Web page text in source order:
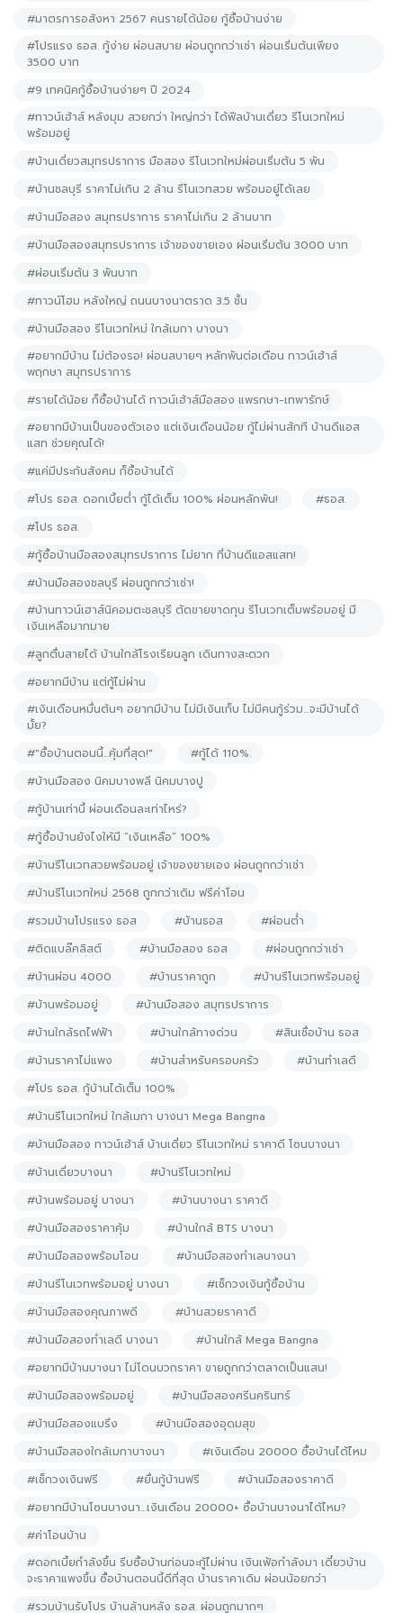
#มาตรการอสังหา 2567 คนรายได้น้อย กู้ซื้อบ้านง่าย
#โปรแรง ธอส. กู้ง่าย ผ่อนสบาย ผ่อนถูกกว่าเช่า ผ่อนเริ่มต้นเพียง
3500 บาท
#9 เทคนิคกู้ซื้อบ้านง่ายๆ ปี 2024
#ทาวน์เฮ้าส์ หลังมุม สวยกว่า ใหญ่กว่า ได้ฟีลบ้านเดี่ยว รีโนเวทใหม่
พร้อมอยู่
#บ้านเดี่ยวสมุทรปราการ มือสอง รีโนเวทใหม่ผ่อนเริ่มต้น 5 พัน
#บ้านชลบุรี ราคาไม่เกิน 2 ล้าน รีโนเวทสวย พร้อมอยู่ได้เลย
#บ้านมือสอง สมุทรปราการ ราคาไม่เกิน 2 ล้านบาท
#บ้านมือสองสมุทรปราการ เจ้าของขายเอง ผ่อนเริ่มต้น 3000 บาท
#ผ่อนเริ่มต้น 3 พันบาท
#ทาวน์โฮม หลังใหญ่ ถนนบางนาตราด 3.5 ชั้น
#บ้านมือสอง รีโนเวทใหม่ ใกล้เมกา บางนา
#อยากมีบ้าน ไม่ต้องรอ! ผ่อนสบายๆ หลักพันต่อเดือน ทาวน์เฮ้าส์
พฤกษา สมุทรปราการ
#รายได้น้อย ก็ซื้อบ้านได้ ทาวน์เฮ้าส์มือสอง แพรกษา-เทพารักษ์
#อยากมีบ้านเป็นของตัวเอง แต่เงินเดือนน้อย กู้ไม่ผ่านสักที บ้านดีแอส
แสท ช่วยคุณได้!
#แค่มีประกันสังคม ก็ซื้อบ้านได้
#โปร ธอส. ดอกเบี้ยต่ำ กู้ได้เต็ม 100% ผ่อนหลักพัน!
#ธอส.
#โปร ธอส.
#กู้ซื้อบ้านมือสองสมุทรปราการ ไม่ยาก ที่บ้านดีแอสแสท!
#บ้านมือสองชลบุรี ผ่อนถูกกว่าเช่า!
#บ้านทาวน์เฮาส์นิคอมตะชลบุรี ตัดขายขาดทุน รีโนเวทเต็มพร้อมอยู่ มี
เงินเหลือมากมาย
#ลูกตื่นสายได้ บ้านใกล้โรงเรียนลูก เดินทางสะดวก
#อยากมีบ้าน แต่กู้ไม่ผ่าน
#เงินเดือนหมื่นต้นๆ อยากมีบ้าน ไม่มีเงินเก็บ ไม่มีคนกู้ร่วม…จะมีบ้านได้
มั้ย?
#"ซื้อบ้านตอนนี้...คุ้มที่สุด!"
#กู้ได้ 110%
#บ้านมือสอง นิคมบางพลี นิคมบางปู
#กู้บ้านเท่านี้ ผ่อนเดือนละเท่าไหร่?
#กู้ซื้อบ้านยังไงให้มี “เงินเหลือ” 100%
#บ้านรีโนเวทสวยพร้อมอยู่ เจ้าของขายเอง ผ่อนถูกกว่าเช่า
#บ้านรีโนเวทใหม่ 2568 ถูกกว่าเดิม ฟรีค่าโอน
#รวมบ้านโปรแรง ธอส
#บ้านธอส
#ผ่อนต่ำ
#ติดแบล๊คลิสต์
#บ้านมือสอง ธอส
#ผ่อนถูกกว่าเช่า
#บ้านผ่อน 4000
#บ้านราคาถูก
#บ้านรีโนเวทพร้อมอยู่
#บ้านพร้อมอยู่
#บ้านมือสอง สมุทรปราการ
#บ้านใกล้รถไฟฟ้า
#บ้านใกล้ทางด่วน
#สินเชื่อบ้าน ธอส
#บ้านราคาไม่แพง
#บ้านสำหรับครอบครัว
#บ้านทำเลดี
#โปร ธอส. กู้บ้านได้เต็ม 100%
#บ้านรีโนเวทใหม่ ใกล้เมกา บางนา Mega Bangna
#บ้านมือสอง ทาวน์เฮ้าส์ บ้านเดี่ยว รีโนเวทใหม่ ราคาดี โซนบางนา
#บ้านเดี่ยวบางนา
#บ้านรีโนเวทใหม่
#บ้านพร้อมอยู่ บางนา
#บ้านบางนา ราคาดี
#บ้านมือสองราคาคุ้ม
#บ้านใกล้ BTS บางนา
#บ้านมือสองพร้อมโอน
#บ้านมือสองทำเลบางนา
#บ้านรีโนเวทพร้อมอยู่ บางนา
#เช็กวงเงินกู้ซื้อบ้าน
#บ้านมือสองคุณภาพดี
#บ้านสวยราคาดี
#บ้านมือสองทำเลดี บางนา
#บ้านใกล้ Mega Bangna
#อยากมีบ้านบางนา ไม่โดนบวกราคา ขายถูกกว่าตลาดเป็นแสน!
#บ้านมือสองพร้อมอยู่
#บ้านมือสองศรีนครินทร์
#บ้านมือสองแบริ่ง
#บ้านมือสองอุดมสุข
#บ้านมือสองใกล้เมกาบางนา
#เงินเดือน 20000 ซื้อบ้านได้ไหม
#เช็กวงเงินฟรี
#ยื่นกู้บ้านฟรี
#บ้านมือสองราคาดี
#อยากมีบ้านโซนบางนา…เงินเดือน 20000+ ซื้อบ้านบางนาได้ไหม?
#ค่าโอนบ้าน
#ดอกเบี้ยกำลังขึ้น รีบซื้อบ้านก่อนจะกู้ไม่ผ่าน เงินเฟ้อกำลังมา เดี๋ยวบ้าน
จะราคาแพงขึ้น ซื้อบ้านตอนนี้ดีที่สุด บ้านราคาเดิม ผ่อนน้อยกว่า
#รวมบ้านรับโปร บ้านล้านหลัง ธอส. ผ่อนถูกมากๆ